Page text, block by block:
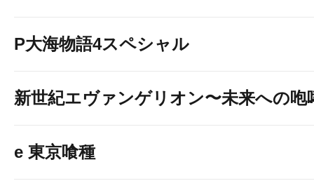
P大海物語4スペシャル
新世紀エヴァンゲリオン〜未来への咆
e 東京喰種